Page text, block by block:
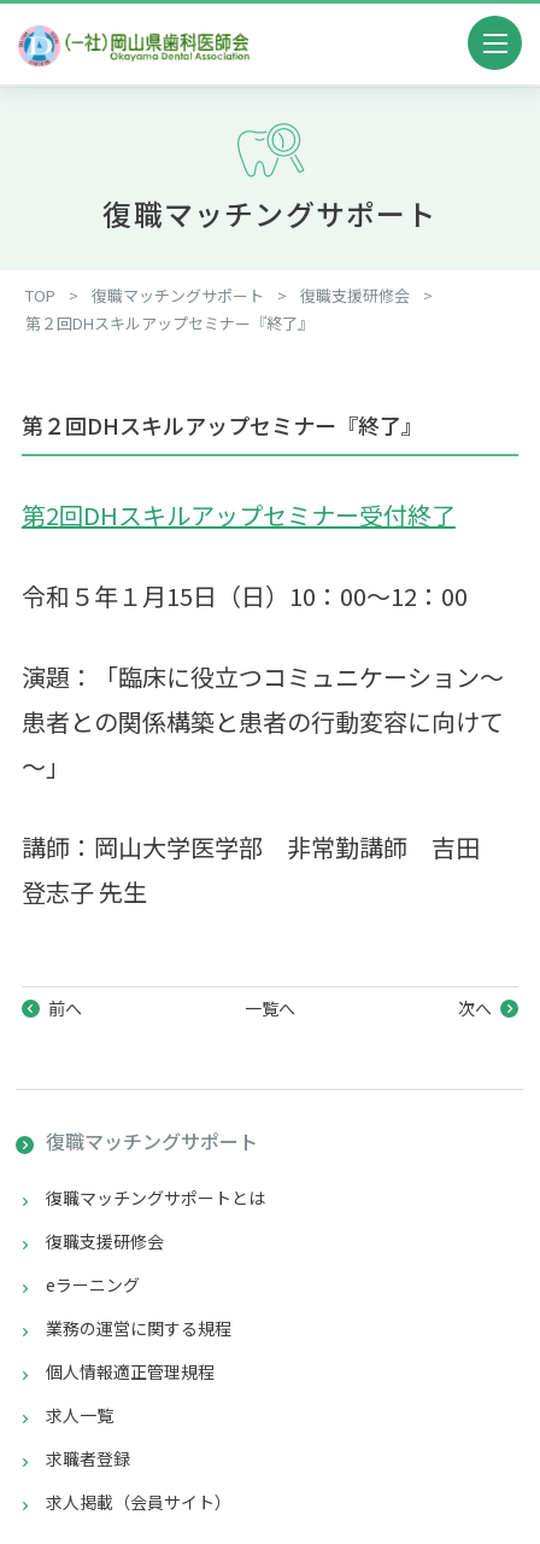
復職マッチングサポート
TOP > 復職マッチングサポート > 復職支援研修会
>
第２回DHスキルアップセミナー『終了』
第２回DHスキルアップセミナー『終了』
第2回DHスキルアップセミナー受付終了
令和５年１月15日（日）10：00～12：00
演題：「臨床に役立つコミュニケーション～
患者との関係構築と患者の行動変容に向けて
～」
講師：岡山大学医学部 非常勤講師 吉田
登志子 先生
前へ 一覧へ 次へ
復職マッチングサポート
復職マッチングサポート とは
復職支援研修会
eラーニング
業務の運営に関する規程
個人情報適正管理規程
求人一覧
求職者登録
求人掲載（会員サイト）